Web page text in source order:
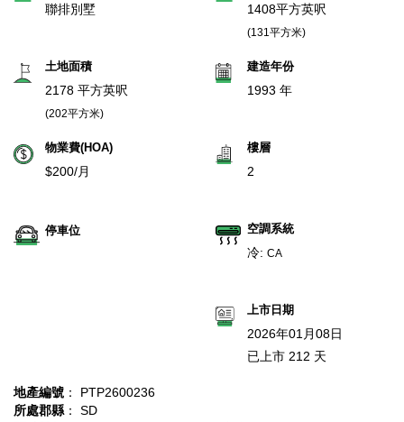
聯排別墅 1408平方英呎
(131平方米)
土地面積
2178 平方英呎
(202平方米)
建造年份
1993 年
物業費(HOA)
$200/月
樓層
2
停車位 空調系統
冷: CA
上市日期
2026年01月08日
已上市 212 天
地產編號 ： PTP2600236
所處郡縣 ： SD